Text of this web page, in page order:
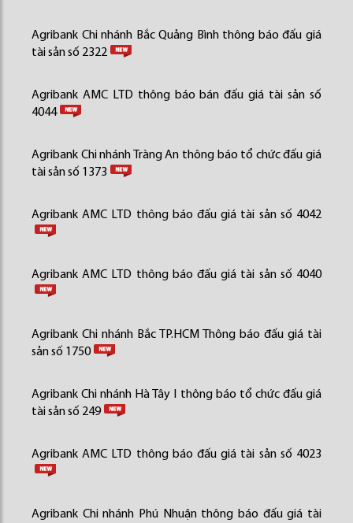
Agribank Chi nhánh Bắc Quảng Bình thông báo đấu giá
tài sản số 2322
Agribank AMC LTD thông báo bán đấu giá tài sản số
4044
Agribank Chi nhánh Tràng An thông báo tổ chức đấu giá
tài sản số 1373
Agribank AMC LTD thông báo đấu giá tài sản số 4042
Agribank AMC LTD thông báo đấu giá tài sản số 4040
Agribank Chi nhánh Bắc TP.HCM Thông báo đấu giá tài
sản số 1750
Agribank Chi nhánh Hà Tây I thông báo tổ chức đấu giá
tài sản số 249
Agribank AMC LTD thông báo đấu giá tài sản số 4023
Agribank Chi nhánh Phú Nhuận thông báo đấu giá tài